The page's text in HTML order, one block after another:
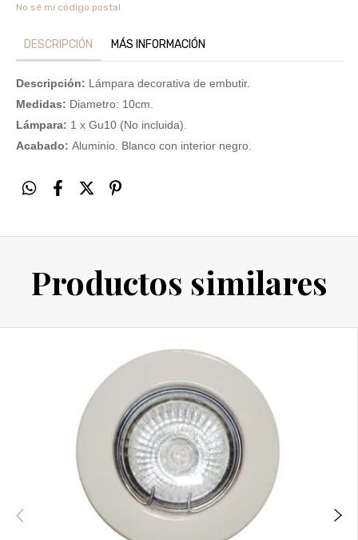
No sé mi código postal
DESCRIPCIÓN MÁS INFORMACIÓN
Descripción: Lámpara decorativa de embutir.
Medidas: Diametro: 10cm.
Lámpara: 1 x Gu10 (No incluida).
Acabado: Aluminio. Blanco con interior negro.
Productos similares